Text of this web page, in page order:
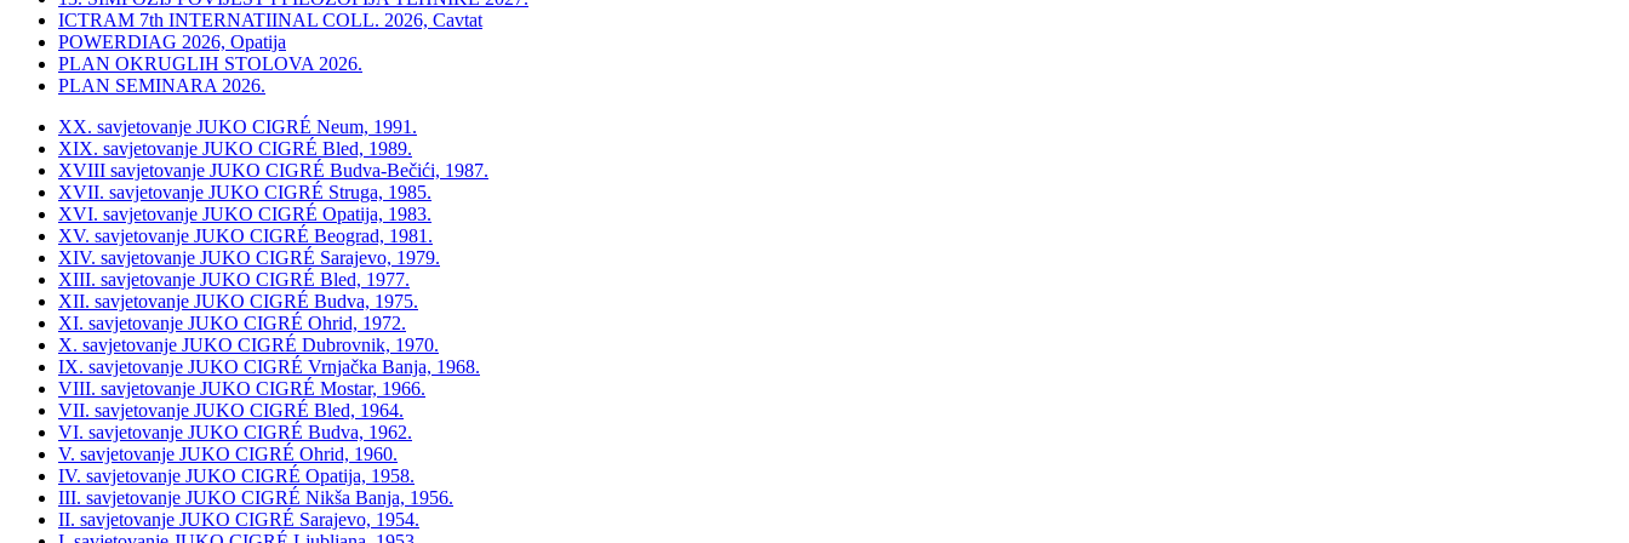
ICTRAM 7th INTERNATIINAL COLL. 2026, Cavtat
POWERDIAG 2026, Opatija
PLAN OKRUGLIH STOLOVA 2026.
PLAN SEMINARA 2026.
XX. savjetovanje JUKO CIGRÉ Neum, 1991.
XIX. savjetovanje JUKO CIGRÉ Bled, 1989.
XVIII savjetovanje JUKO CIGRÉ Budva-Bečići, 1987.
XVII. savjetovanje JUKO CIGRÉ Struga, 1985.
XVI. savjetovanje JUKO CIGRÉ Opatija, 1983.
XV. savjetovanje JUKO CIGRÉ Beograd, 1981.
XIV. savjetovanje JUKO CIGRÉ Sarajevo, 1979.
XIII. savjetovanje JUKO CIGRÉ Bled, 1977.
XII. savjetovanje JUKO CIGRÉ Budva, 1975.
XI. savjetovanje JUKO CIGRÉ Ohrid, 1972.
X. savjetovanje JUKO CIGRÉ Dubrovnik, 1970.
IX. savjetovanje JUKO CIGRÉ Vrnjačka Banja, 1968.
VIII. savjetovanje JUKO CIGRÉ Mostar, 1966.
VII. savjetovanje JUKO CIGRÉ Bled, 1964.
VI. savjetovanje JUKO CIGRÉ Budva, 1962.
V. savjetovanje JUKO CIGRÉ Ohrid, 1960.
IV. savjetovanje JUKO CIGRÉ Opatija, 1958.
III. savjetovanje JUKO CIGRÉ Nikša Banja, 1956.
II. savjetovanje JUKO CIGRÉ Sarajevo, 1954.